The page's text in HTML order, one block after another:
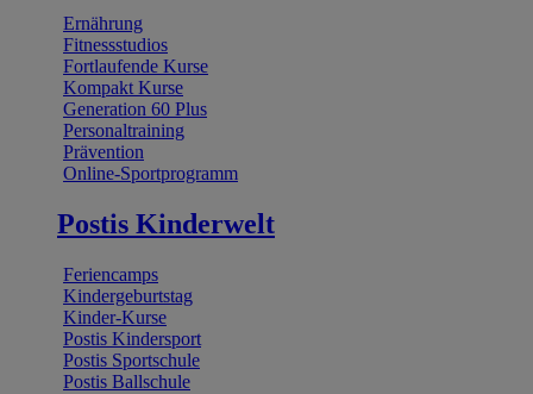
Ernährung
Fitnessstudios
Fortlaufende Kurse
Kompakt Kurse
Generation 60 Plus
Personaltraining
Prävention
Online-Sportprogramm
Postis Kinderwelt
Feriencamps
Kindergeburtstag
Kinder-Kurse
Postis Kindersport
Postis Sportschule
Postis Ballschule